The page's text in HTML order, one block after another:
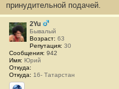
б
щ
е
н
и
#
1
принудительной подачей.
2Yu
Бывалый
Возраст: 63
Репутация: 30
Сообщения: 942
Имя: Юрий
Откуда:
Откуда: 16- Татарстан